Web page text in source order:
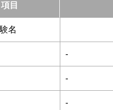
項目
名
-
-
-